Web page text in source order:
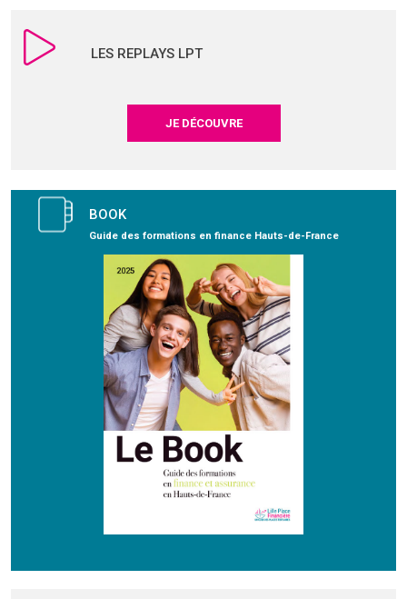
LES REPLAYS LPT
JE DÉCOUVRE
BOOK
Guide des formations en finance Hauts-de-France